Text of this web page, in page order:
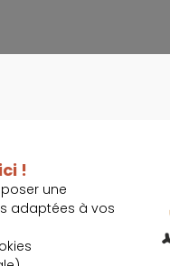
et-Loire) et Saint-
conjecture
Maël Bernier.
ne peuvent, à eux
!
une
adaptées à vos